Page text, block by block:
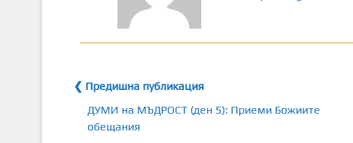
❮ Предишна публикация
ДУМИ на МЪДРОСТ (ден 5): Приеми Божиите
обещания